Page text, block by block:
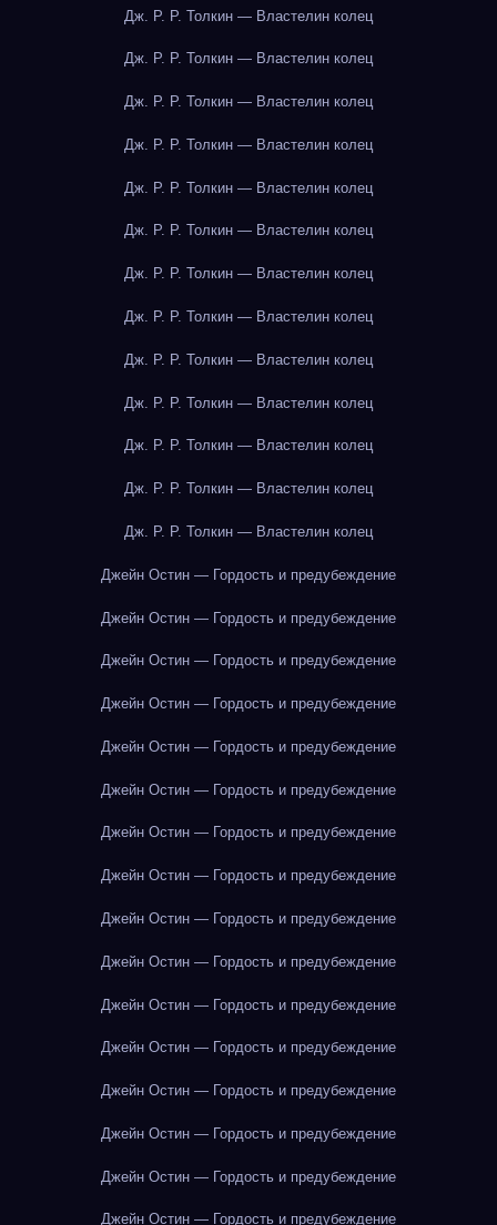
Дж. Р. Р. Толкин — Властелин колец
Дж. Р. Р. Толкин — Властелин колец
Дж. Р. Р. Толкин — Властелин колец
Дж. Р. Р. Толкин — Властелин колец
Дж. Р. Р. Толкин — Властелин колец
Дж. Р. Р. Толкин — Властелин колец
Дж. Р. Р. Толкин — Властелин колец
Дж. Р. Р. Толкин — Властелин колец
Дж. Р. Р. Толкин — Властелин колец
Дж. Р. Р. Толкин — Властелин колец
Дж. Р. Р. Толкин — Властелин колец
Дж. Р. Р. Толкин — Властелин колец
Дж. Р. Р. Толкин — Властелин колец
Джейн Остин — Гордость и предубеждение
Джейн Остин — Гордость и предубеждение
Джейн Остин — Гордость и предубеждение
Джейн Остин — Гордость и предубеждение
Джейн Остин — Гордость и предубеждение
Джейн Остин — Гордость и предубеждение
Джейн Остин — Гордость и предубеждение
Джейн Остин — Гордость и предубеждение
Джейн Остин — Гордость и предубеждение
Джейн Остин — Гордость и предубеждение
Джейн Остин — Гордость и предубеждение
Джейн Остин — Гордость и предубеждение
Джейн Остин — Гордость и предубеждение
Джейн Остин — Гордость и предубеждение
Джейн Остин — Гордость и предубеждение
Джейн Остин — Гордость и предубеждение